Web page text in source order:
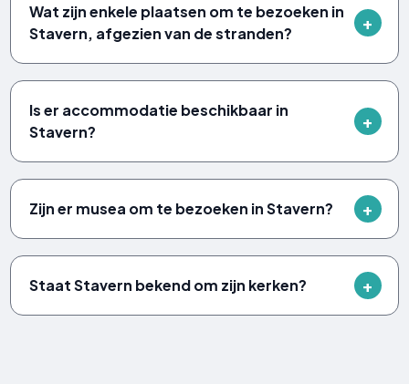
Wat zijn enkele plaatsen om te bezoeken in
Stavern, afgezien van de stranden?
Is er accommodatie beschikbaar in
Stavern?
Zijn er musea om te bezoeken in Stavern?
Staat Stavern bekend om zijn kerken?